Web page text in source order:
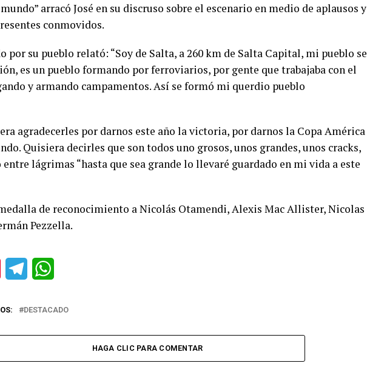
arracó José en su discruso sobre el escenario en medio de aplausos y
conmovidos.
por su pueblo relató: “Soy de Salta, a 260 km de Salta Capital, mi pueblo se
es un pueblo formando por ferroviarios, por gente que trabajaba con el
y armando campamentos. Así se formó mi querdio pueblo
agradecerles por darnos este año la victoria, por darnos la Copa América
Quisiera decirles que son todos uno grosos, unos grandes, unos cracks,
entre lágrimas “hasta que sea grande lo llevaré guardado en mi vida a este
de reconocimiento a Nicolás Otamendi, Alexis Mac Allister, Nicolas
Pezzella.
PinterestTelegram
DESTACADO
HAGA CLIC PARA COMENTAR